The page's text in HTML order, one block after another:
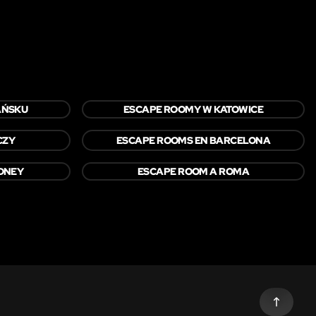
ESCAPE ROOMY W KATOWICE
ESCAPE ROOMS EN BARCELONA
ESCAPE ROOM A ROMA